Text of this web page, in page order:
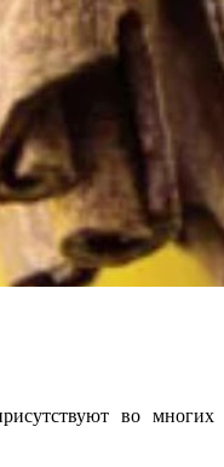
во многих